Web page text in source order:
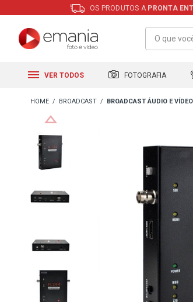
OS PRODUTOS A PRONTA
VER TODOS FOTOGRAFIA
BROADCAST BROADCAST ÁUDIO E VÍDEO